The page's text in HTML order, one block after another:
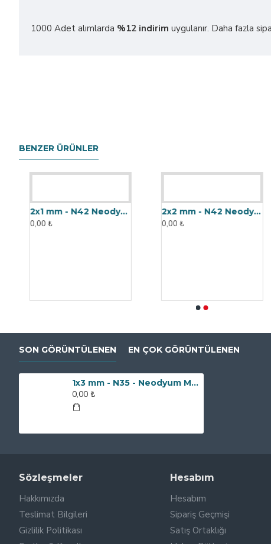
1000 Adet alımlarda %12 indirim uygulanır. Daha fazla
SON GÖRÜNTÜLENEN EN ÇOK GÖRÜNTÜLENEN
1x3 mm - N35 - Neodyum Mıknatıs
0,00 ₺
Sözleşmeler
Hakkımızda
Teslimat Bilgileri
Gizlilik Politikası
Hesabım
Hesabım
Sipariş Geçmişi
Satış Ortaklığı